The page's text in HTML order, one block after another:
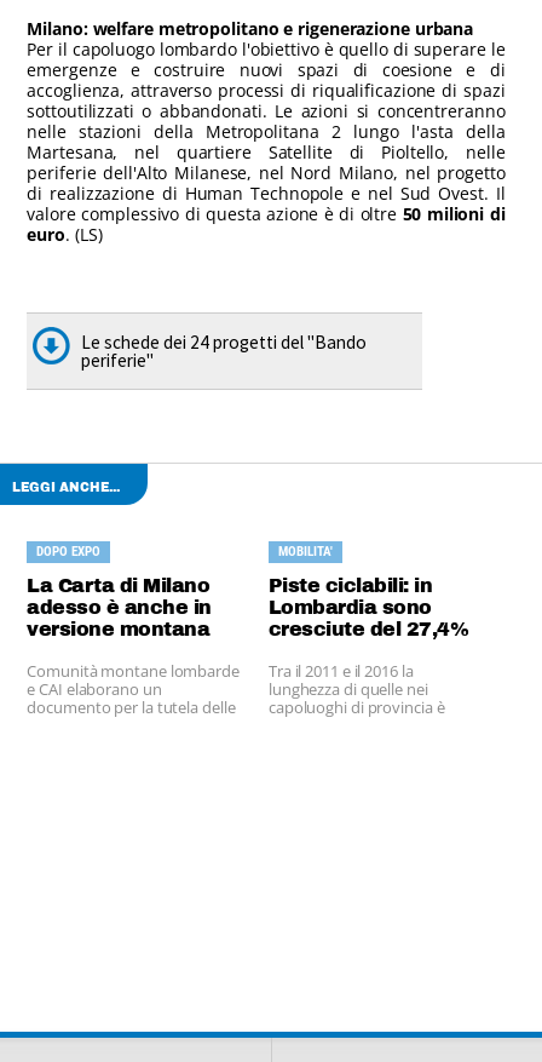
Milano: welfare metropolitano e rigenerazione urbana
Per il capoluogo lombardo l'obiettivo è quello di superare le
emergenze e costruire nuovi spazi di coesione e di
accoglienza, attraverso processi di riqualificazione di spazi
sottoutilizzati o abbandonati. Le azioni si concentreranno
nelle stazioni della Metropolitana 2 lungo l'asta della
Martesana, nel quartiere Satellite di Pioltello, nelle
periferie dell'Alto Milanese, nel Nord Milano, nel progetto
di realizzazione di Human Technopole e nel Sud Ovest. Il
valore complessivo di questa azione è di oltre 50 milioni di
euro. (LS)
Le schede dei 24 progetti del "Bando
periferie"
LEGGI ANCHE...
DOPO EXPO
La Carta di Milano
adesso è anche in
versione montana
Comunità montane lombarde
e CAI elaborano un
documento per la tutela delle
MOBILITA'
Piste ciclabili: in
Lombardia sono
cresciute del 27,4%
Tra il 2011 e il 2016 la
lunghezza di quelle nei
capoluoghi di provincia è